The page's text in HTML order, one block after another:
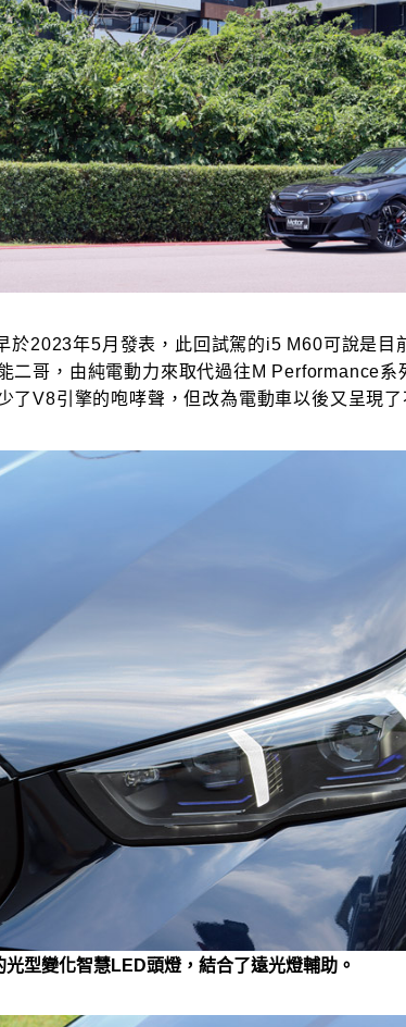
於2023年5月發表，此回試駕的i5 M60可說是目
二哥，由純電動力來取代過往M Performance系
了V8引擎的咆哮聲，但改為電動車以後又呈現了
光型變化智慧LED頭燈，結合了遠光燈輔助。